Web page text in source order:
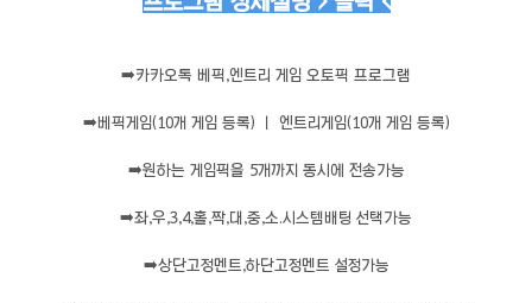
➡️카카오톡 베픽,엔트리 게임 오토픽 프로그램
➡️ 베픽게임(10개 게임 등록) ㅣ 엔트리게임(10개 게임 등록)
➡️원하는 게임픽을 5개까지 동시에 전송가능
➡️좌,우,3,4,홀,짝,대,중,소.시스템배팅 선택가능
➡️상단고정멘트,하단고정멘트 설정가능